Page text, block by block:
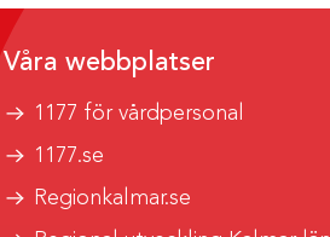
Våra webbplatser
1177 för vårdpersonal
1177.se
Regionkalmar.se